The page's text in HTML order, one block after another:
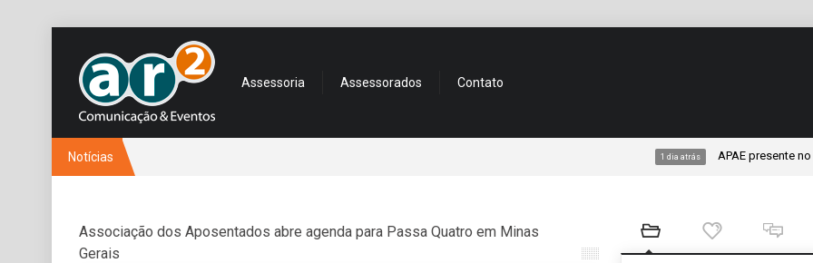
Assessoria Assessorados Contato
Notícias APAE presente no
Associação dos Aposentados abre agenda para Passa Quatro em Minas
Gerais